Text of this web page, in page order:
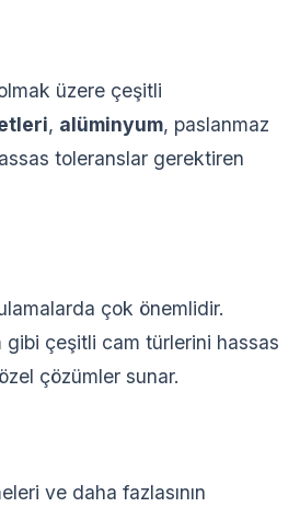
üzere çeşitli
, alüminyum, paslanmaz
toleranslar gerektiren
çok önemlidir.
gibi çeşitli cam türlerini hassas
çözümler sunar.
ve daha fazlasının